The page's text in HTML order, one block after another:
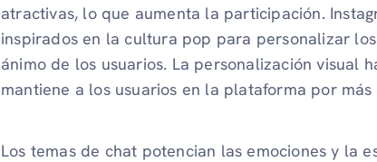
atractivas, lo que aumenta la participación.
inspirados en la cultura pop para personalizar
ánimo de los usuarios. La personalización visual
mantiene a los usuarios en la plataforma por más
Los temas de chat potencian las emociones y la